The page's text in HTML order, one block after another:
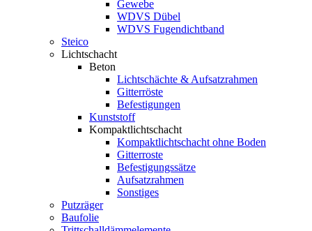
Gewebe
WDVS Dübel
WDVS Fugendichtband
Steico
Lichtschacht
Beton
Lichtschächte & Aufsatzrahmen
Gitterröste
Befestigungen
Kunststoff
Kompaktlichtschacht
Kompaktlichtschacht ohne Boden
Gitterroste
Befestigungssätze
Aufsatzrahmen
Sonstiges
Putzräger
Baufolie